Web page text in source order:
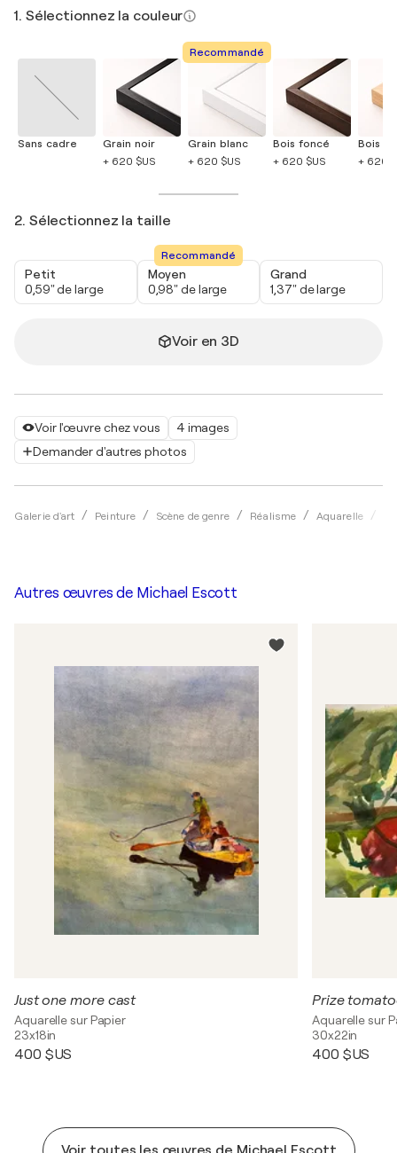
Voir l'œuvre chez vous
4 images
Demander d'autres photos
Galerie d'art Peinture Scène de genre Réalisme Aquarelle
1. Sélectionnez la couleur
Sans cadre
Grain noir
+ 620 $US
Recommandé
Grain blanc
+ 620 $US
Bois foncé
+ 620 $US
Bois
+ 620
2. Sélectionnez la taille
Petit
0,59" de large
Recommandé
Moyen
0,98" de large
Grand
1,37" de large
Voir en 3D
Autres œuvres de Michael Escott
Just one more cast
Aquarelle sur Papier
23x18in
400 $US
Prize
Aquarelle sur
30x22in
400 $US